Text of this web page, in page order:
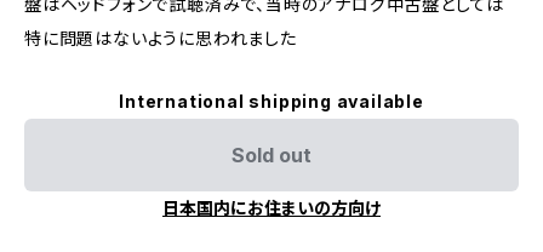
盤はヘッドフォンで試聴済みで、当時のアナログ中古盤としては
特に問題はないように思われました
International shipping available
Sold out
日本国内にお住まいの方向け